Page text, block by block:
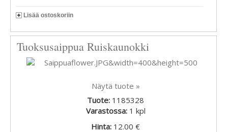
Lisää ostoskoriin
Tuoksusaippua Ruiskaunokki
Näytä tuote »
Tuote: 1185328
Varastossa: 1 kpl
Hinta: 12.00 €